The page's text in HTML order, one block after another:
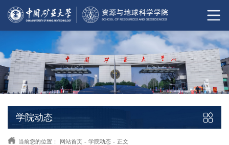
学院动态
当前您的位置： 网站首页 - 学院动态 - 正文